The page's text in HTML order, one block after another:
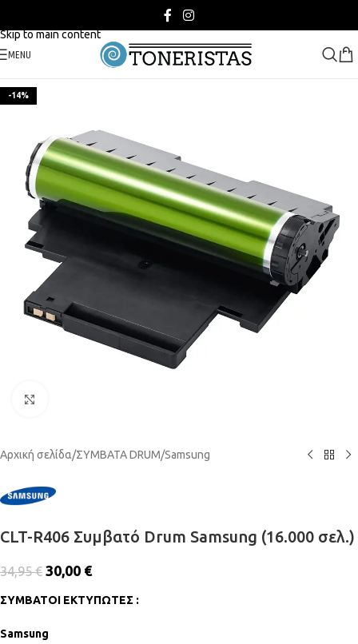
Skip to main content
MENU
-14%
Αρχική σελίδα/ΣΥΜΒΑΤΑ DRUM/Samsung
CLT-R406 Συμβατό Drum Samsung (16.000 σελ.)
34,95€ 30,00 €
ΣΥΜΒΑΤΟΙ ΕΚΤΥΠΩΤΕΣ :
Samsung